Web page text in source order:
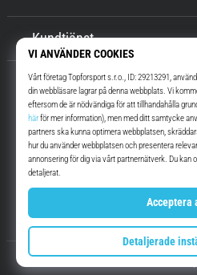
I mer än 16 år vi har vi motiverat dig att
Kundtjänst